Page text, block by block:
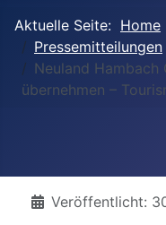
Aktuelle Seite: Home
Pressemitteilungen
Neuland Hambach
übernehmen –
Details
Veröffentlicht: